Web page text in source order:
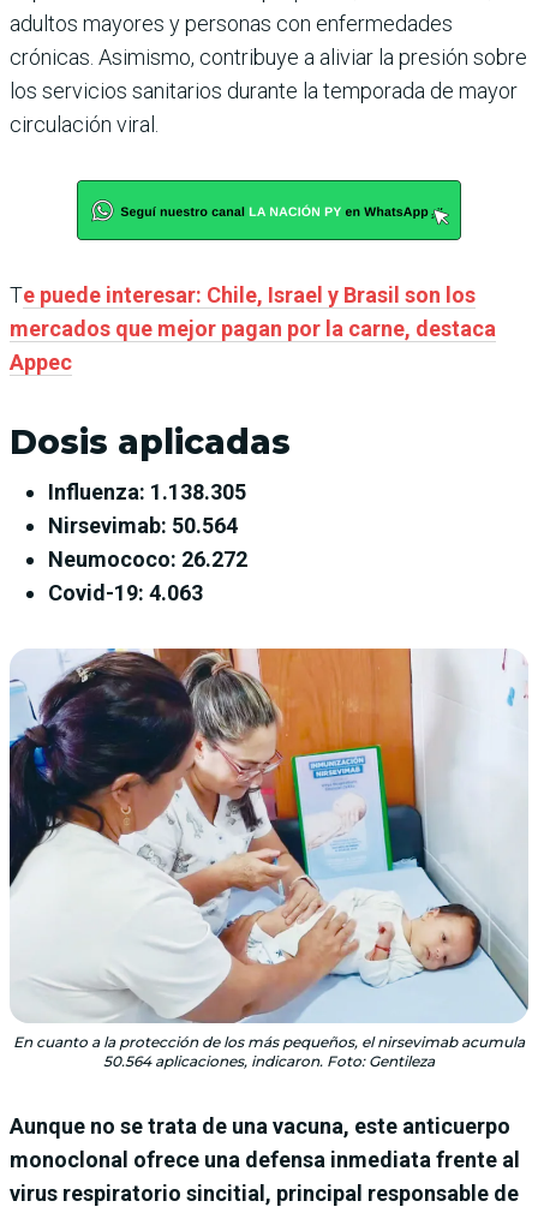
adultos mayores y personas con enfermedades
crónicas. Asimismo, contribuye a aliviar la presión sobre
los servicios sanitarios durante la temporada de mayor
circulación viral.
Te puede interesar: Chile, Israel y Brasil son los
mercados que mejor pagan por la carne, destaca
Appec
Dosis aplicadas
Influenza: 1.138.305
Nirsevimab: 50.564
Neumococo: 26.272
Covid-19: 4.063
En cuanto a la protección de los más pequeños, el nirsevimab acumula
50.564 aplicaciones, indicaron. Foto: Gentileza
Aunque no se trata de una vacuna, este anticuerpo
monoclonal ofrece una defensa inmediata frente al
virus respiratorio sincitial, principal responsable de